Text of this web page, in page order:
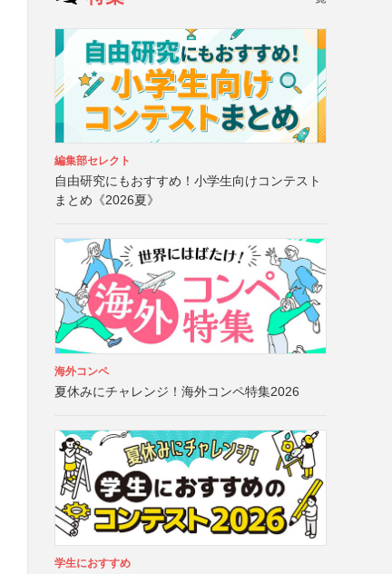
編集部セレクト
自由研究にもおすすめ！小学生向けコンテスト
まとめ《2026夏》
海外コンペ
夏休みにチャレンジ！海外コンペ特集2026
学生におすすめ